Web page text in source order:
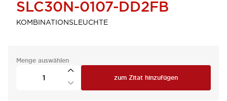
SLC30N-0107-DD2FB
KOMBINATIONSLEUCHTE
Menge auswählen
zum Zitat hinzufügen